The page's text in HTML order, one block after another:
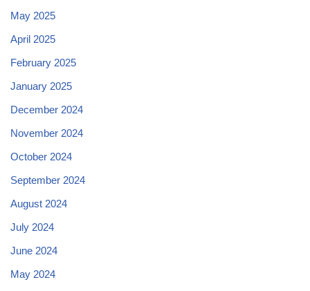
May 2025
April 2025
February 2025
January 2025
December 2024
November 2024
October 2024
September 2024
August 2024
July 2024
June 2024
May 2024